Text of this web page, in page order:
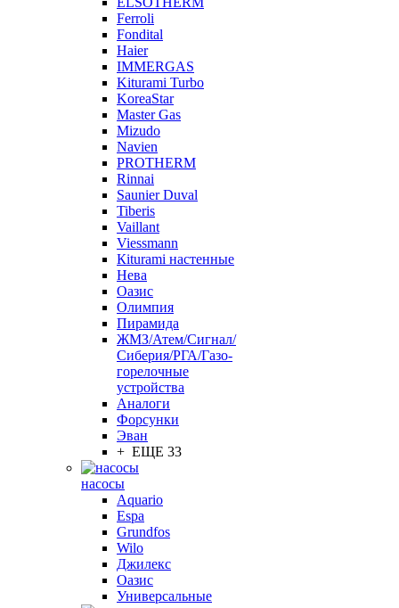
Ferroli
Fondital
Haier
IMMERGAS
Kiturami Turbo
KoreaStar
Master Gas
Mizudo
Navien
PROTHERM
Rinnai
Saunier Duval
Tiberis
Vaillant
Viessmann
Кiturami настенные
Нева
Оазис
Олимпия
Пирамида
ЖМЗ/Атем/Сигнал/
Сиберия/РГА/Газо-
горелочные
устройства
Aналоги
Форсунки
Эван
+ ЕЩЕ 33
насосы
Aquario
Espa
Grundfos
Wilo
Джилекс
Оазис
Универсальные